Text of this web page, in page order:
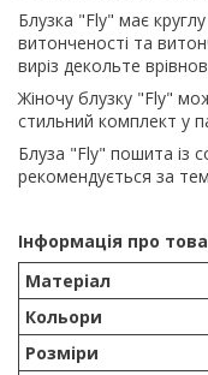
Блузка "Fly" має
витонченості та
виріз декольте
Жіночу блузку "Fly"
стильний комплект у
Блуза "Fly" пошита із
рекомендується за
Інформація про
Матеріал
Кольори
Розміри